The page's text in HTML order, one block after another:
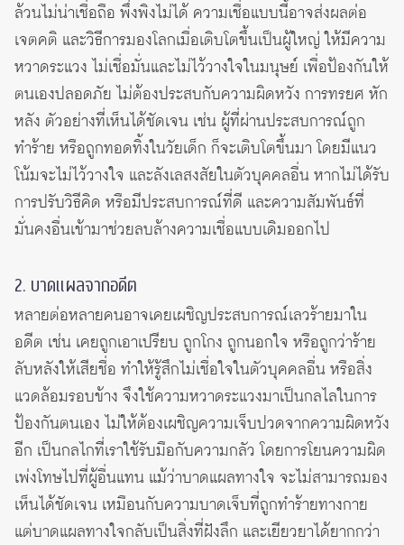
ล้วนไม่น่าเชื่อถือ พึ่งพิงไม่ได้ ความเชื่อแบบนี้อาจส่งผลต่อ
เจตคติ และวิธีการมองโลกเมื่อเติบโตขึ้นเป็นผู้ใหญ่ ให้มีความ
หวาดระแวง ไม่เชื่อมั่นและไม่ไว้วางใจในมนุษย์ เพื่อป้องกันให้
ตนเองปลอดภัย ไม่ต้องประสบกับความผิดหวัง การทรยศ หัก
หลัง ตัวอย่างที่เห็นได้ชัดเจน เช่น ผู้ที่ผ่านประสบการณ์ถูก
ทำร้าย หรือถูกทอดทิ้งในวัยเด็ก ก็จะเติบโตขึ้นมา โดยมีแนว
โน้มจะไม่ไว้วางใจ และลังเลสงสัยในตัวบุคคลอื่น หากไม่ได้รับ
การปรับวิธีคิด หรือมีประสบการณ์ที่ดี และความสัมพันธ์ที่
มั่นคงอื่นเข้ามาช่วยลบล้างความเชื่อแบบเดิมออกไป
2. บาดแผลจากอดีต
หลายต่อหลายคนอาจเคยเผชิญประสบการณ์เลวร้ายมาใน
อดีต เช่น เคยถูกเอาเปรียบ ถูกโกง ถูกนอกใจ หรือถูกว่าร้าย
ลับหลังให้เสียชื่อ ทำให้รู้สึกไม่เชื่อใจในตัวบุคคลอื่น หรือสิ่ง
แวดล้อมรอบข้าง จึงใช้ความหวาดระแวงมาเป็นกลไลในการ
ป้องกันตนเอง ไม่ให้ต้องเผชิญความเจ็บปวดจากความผิดหวัง
อีก เป็นกลไกที่เราใช้รับมือกับความกลัว โดยการโยนความผิด
เพ่งโทษไปที่ผู้อื่นแทน แม้ว่าบาดแผลทางใจ จะไม่สามารถมอง
เห็นได้ชัดเจน เหมือนกับความบาดเจ็บที่ถูกทำร้ายทางกาย
แต่บาดแผลทางใจกลับเป็นสิ่งที่ฝังลึก และเยียวยาได้ยากกว่า